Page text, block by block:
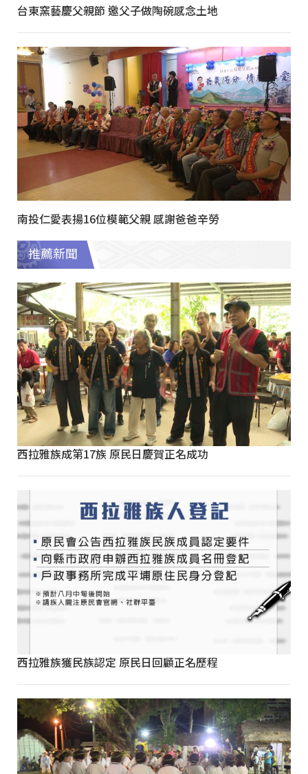
台東窯藝慶父親節 邀父子做陶碗感念土地
南投仁愛表揚16位模範父親 感謝爸爸辛勞
推薦新聞
西拉雅族成第17族 原民日慶賀正名成功
西拉雅族獲民族認定 原民日回顧正名歷程